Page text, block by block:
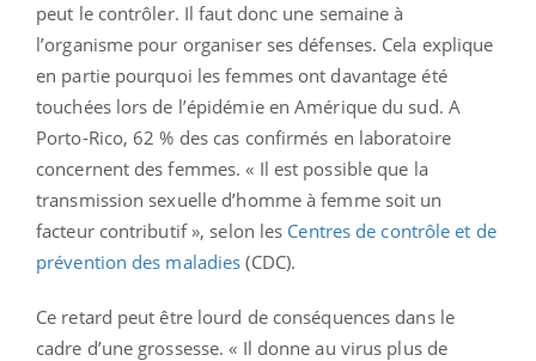
peut le contrôler. Il faut donc une semaine à
l’organisme pour organiser ses défenses. Cela explique
en partie pourquoi les femmes ont davantage été
touchées lors de l’épidémie en Amérique du sud. A
Porto-Rico, 62 % des cas confirmés en laboratoire
concernent des femmes. « Il est possible que la
transmission sexuelle d’homme à femme soit un
facteur contributif », selon les Centres de contrôle et de
prévention des maladies (CDC).
Ce retard peut être lourd de conséquences dans le
cadre d’une grossesse. « Il donne au virus plus de